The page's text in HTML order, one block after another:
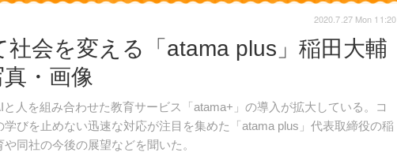
社会を変える「atama plus」稲田大輔
・画像
人を組み合わせた教育サービス「atama+」の導入が拡大している。コ
学びを止めない迅速な対応が注目を集めた「atama plus」代表取締役の稲
同社の今後の展望などを聞いた。
2020.7.27 Mon 11:20